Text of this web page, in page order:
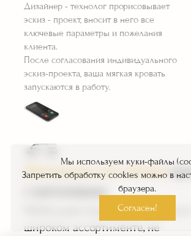
Мы используем куки-файлы
Запретить обработку cookies можно в
браузера.
Согласен!
Дизайнер - технолог прорисовывает
эскиз - проект, вносит в него все
ключевые параметры и пожелания
клиента.
После согласования индивидуального
эскиз-проекта, ваша мягкая кровать
запускаются в работу.
Материалы для обивки
с изголовьем:
Мебельная ткань представлена в
широком ассортименте, не